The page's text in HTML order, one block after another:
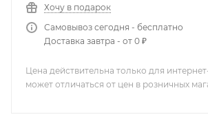
Хочу в подарок
Самовывоз сегодня - бесплатно
Доставка завтра - от 0 ₽
Цена действительна только для
может отличаться от цен в розничных